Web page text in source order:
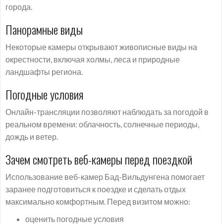
города.
Панорамные виды
Некоторые камеры открывают живописные виды на
окрестности, включая холмы, леса и природные
ландшафты региона.
Погодные условия
Онлайн-трансляции позволяют наблюдать за погодой в
реальном времени: облачность, солнечные периоды,
дождь и ветер.
Зачем смотреть веб-камеры перед поездкой
Использование веб-камер Бад-Вильдунгена помогает
заранее подготовиться к поездке и сделать отдых
максимально комфортным. Перед визитом можно:
оценить погодные условия